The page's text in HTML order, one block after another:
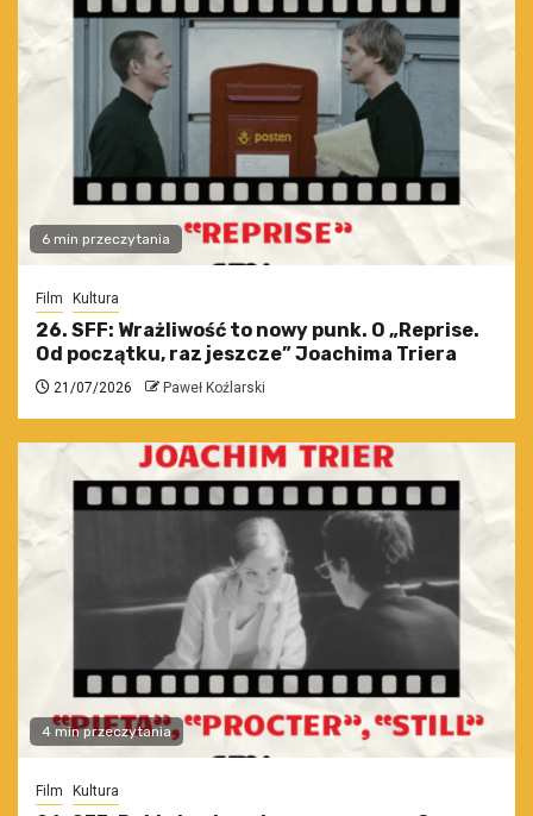
6 min przeczytania
Film Kultura
26. SFF: Wrażliwość to nowy punk. O „Reprise.
Od początku, raz jeszcze” Joachima Triera
21/07/2026 Paweł Koźlarski
4 min przeczytania
Film Kultura